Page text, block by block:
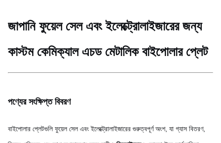
জাপানি ফুয়েল সেল এবং ইলেক্ট্রোলাইজারের জন্য
কাস্টম কেমিক্যাল এচড মেটালিক বাইপোলার প্লেট
পণ্যের সংক্ষিপ্ত বিবরণ
বাইপোলার প্লেটগুলি ফুয়েল সেল এবং ইলেক্ট্রোলাইজারের গুরুত্বপূর্ণ অংশ, যা গ্যাস বিতরণ,